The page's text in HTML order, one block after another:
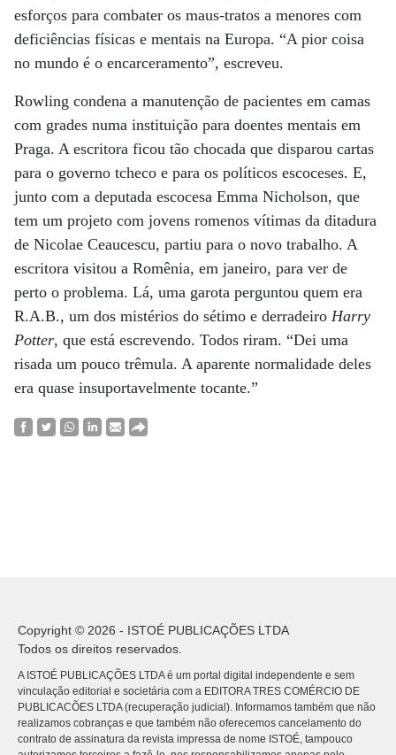
esforços para combater os maus-tratos a menores com
deficiências físicas e mentais na Europa. “A pior coisa
no mundo é o encarceramento”, escreveu.
Rowling condena a manutenção de pacientes em camas
com grades numa instituição para doentes mentais em
Praga. A escritora ficou tão chocada que disparou cartas
para o governo tcheco e para os políticos escoceses. E,
junto com a deputada escocesa Emma Nicholson, que
tem um projeto com jovens romenos vítimas da ditadura
de Nicolae Ceaucescu, partiu para o novo trabalho. A
escritora visitou a Romênia, em janeiro, para ver de
perto o problema. Lá, uma garota perguntou quem era
R.A.B., um dos mistérios do sétimo e derradeiro Harry
Potter, que está escrevendo. Todos riram. “Dei uma
risada um pouco trêmula. A aparente normalidade deles
era quase insuportavelmente tocante.”
Copyright © 2026 - ISTOÉ PUBLICAÇÕES LTDA
Todos os direitos reservados.
A ISTOÉ PUBLICAÇÕES LTDA é um portal digital independente e sem
vinculação editorial e societária com a EDITORA TRES COMÉRCIO DE
PUBLICACÕES LTDA (recuperação judicial). Informamos também que não
realizamos cobranças e que também não oferecemos cancelamento do
contrato de assinatura da revista impressa de nome ISTOÉ, tampouco